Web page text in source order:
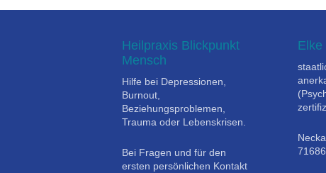
Heilpraxis Blickpunkt
Mensch
Hilfe bei Depressionen,
Burnout,
Beziehungsproblemen,
Trauma oder Lebenskrisen.
Bei Fragen und für den
ersten persönlichen Kontakt
Elke